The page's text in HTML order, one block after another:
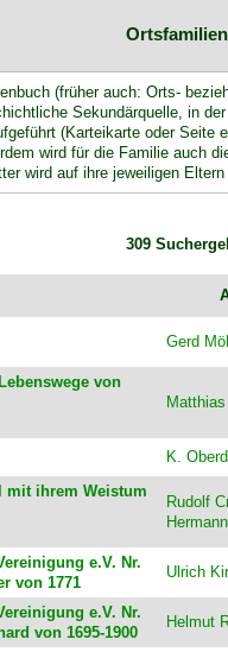
(früher auch: Orts-
Sekundärquelle, in
(Karteikarte oder Seite
wird für die Familie auch
wird auf ihre jeweiligen
309
Gerd
von
K.
mit ihrem Weistum
Rudolf
e.V. Nr.
von 1771
Ulrich
e.V. Nr.
von 1695-1900
Helmut